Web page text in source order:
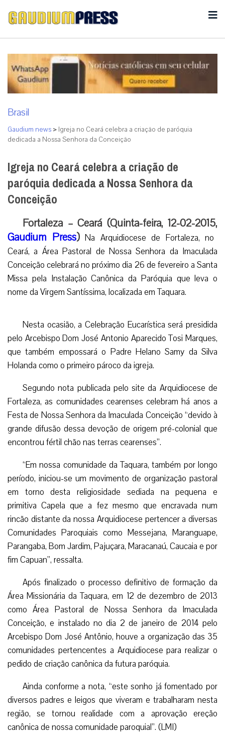
Brasil
Gaudium news > Igreja no Ceará celebra a criação de paróquia
dedicada a Nossa Senhora da Conceição
Igreja no Ceará celebra a criação de
paróquia dedicada a Nossa Senhora da
Conceição
Fortaleza – Ceará (Quinta-feira, 12-02-2015,
Gaudium Press)Na Arquidiocese de Fortaleza, no
Ceará, a Área Pastoral de Nossa Senhora da Imaculada
Conceição celebrará no próximo dia 26 de fevereiro a Santa
Missa pela Instalação Canônica da Paróquia que leva o
nome da Virgem Santíssima, localizada em Taquara.
Nesta ocasião, a Celebração Eucarística será presidida
pelo Arcebispo Dom José Antonio Aparecido Tosi Marques,
que também empossará o Padre Helano Samy da Silva
Holanda como o primeiro pároco da igreja.
Segundo nota publicada pelo site da Arquidiocese de
Fortaleza, as comunidades cearenses celebram há anos a
grande difusão dessa devoção de origem pré-colonial que
encontrou fértil chão nas terras cearenses”.
“Em nossa comunidade da Taquara, também por longo
período, iniciou-se um movimento de organização pastoral
em torno desta religiosidade sediada na pequena e
primitiva Capela que a fez mesmo que encravada num
Comunidades Paroquiais como Messejana, Maranguape,
Parangaba, Bom Jardim, Pajuçara, Maracanaú, Caucaia e por
fim Capuan”, ressalta.